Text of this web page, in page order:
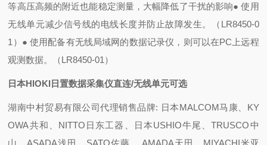
等高压高频的附近也能稳定测量，大幅降低了干扰的影响● 使用
无线单元减少信号线的电线长度并防止故障发生。（LR8450-0
1） ● 使用配备有无线局域网的数据记录仪，则可以在PC上远程
观测数据。（LR8450-01）
日本HIOKI日置数据采集仪直连/无线单元可选
湖南中村贸易有限公司代理销售品牌: 日本MALCOM马康、KY
OWA共和、NITTO日东工器、日本USHIO牛尾、TRUSCO中
山、ASADA浅田、SATO佐藤 、AMADA天田、MIYACHI米亚